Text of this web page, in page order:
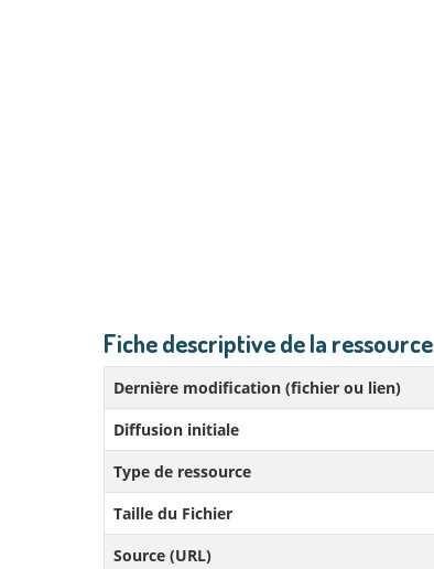
Fiche descriptive de la ressource
Dernière modification (fichier ou lien)
Diffusion initiale
Type de ressource
Taille du Fichier
Source (URL)